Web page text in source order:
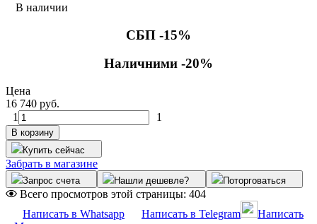
В наличии
СБП -15%
Наличними -20%
Цена
16 740 руб.
1
1
В корзину
Купить сейчас
Забрать в магазине
Запрос счета Нашли дешевле? Поторговаться
Всего просмотров этой страницы: 404
Написать в Whatsapp
Написать в Telegram
Написать